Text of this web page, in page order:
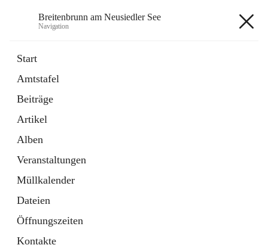
Breitenbrunn am Neusiedler See
Navigation
Start
Amtstafel
Beiträge
Artikel
Alben
Veranstaltungen
Müllkalender
Dateien
Öffnungszeiten
Kontakte
18 Schnellzugriffe
Gemeindeservice